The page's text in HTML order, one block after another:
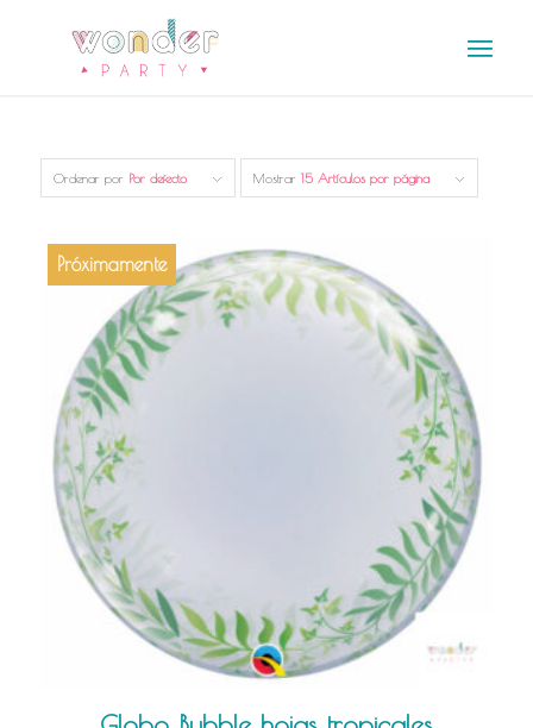
Ordenar por Por defecto Mostrar 15 Artículos por página
Próximamente